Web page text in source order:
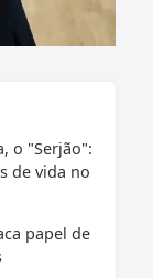
o "Serjão":
de vida no
papel de